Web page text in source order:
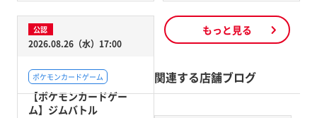
公認
2026.08.26（水）17:00
ポケモンカードゲーム
【ポケモンカードゲー
ム】ジムバトル
もっと見る
関連する店舗ブログ